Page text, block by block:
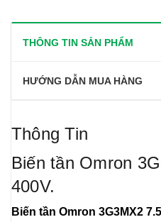
THÔNG TIN SẢN PHẨM
HƯỚNG DẪN MUA HÀNG
Thông Tin
Biến tần Omron
400V.
Biến tần Omron 3G3MX2